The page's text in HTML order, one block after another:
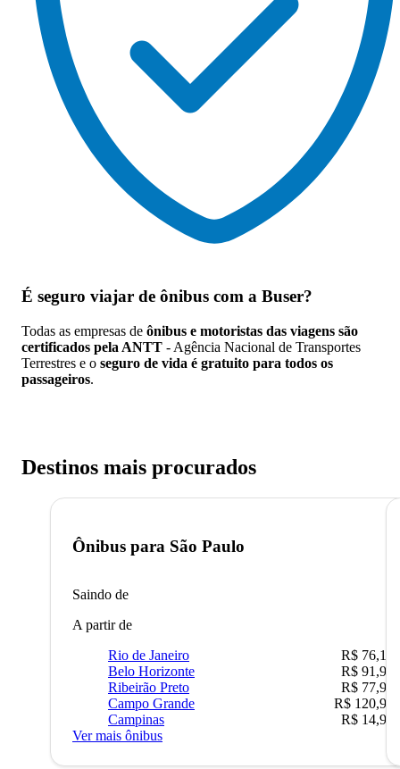
É seguro viajar de ônibus com a Buser?
Todas as empresas de ônibus e motoristas das viagens são
certificados pela ANTT - Agência Nacional de Transportes
Terrestres e o seguro de vida é gratuito para todos os
passageiros.
Destinos mais procurados
Ônibus para São Paulo
Saindo de
A partir de
Rio de Janeiro
R$ 76,10
Belo Horizonte
R$ 91,90
Ribeirão Preto
R$ 77,90
Campo Grande
R$ 120,90
Campinas
R$ 14,90
Ver mais ônibus